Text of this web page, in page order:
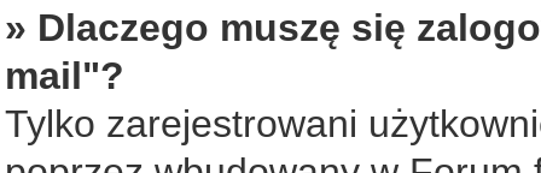
» Dlaczego muszę się
mail"?
Tylko zarejestrowani